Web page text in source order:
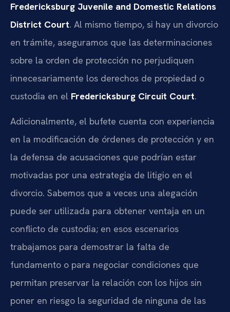
Fredericksburg Juvenile and Domestic Relations
District Court. Al mismo tiempo, si hay un divorcio
en trámite, aseguramos que las determinaciones
sobre la orden de protección no perjudiquen
innecesariamente los derechos de propiedad o
custodia en el Fredericksburg Circuit Court.
Adicionalmente, el bufete cuenta con experiencia
en la modificación de órdenes de protección y en
la defensa de acusaciones que podrían estar
motivadas por una estrategia de litigio en el
divorcio. Sabemos que a veces una alegación
puede ser utilizada para obtener ventaja en un
conflicto de custodia; en esos escenarios
trabajamos para demostrar la falta de
fundamento o para negociar condiciones que
permitan preservar la relación con los hijos sin
poner en riesgo la seguridad de ninguna de las